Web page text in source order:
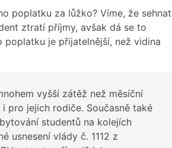
poplatku za lůžko? Víme, že sehnat
ztratí příjmy, avšak dá se to
je přijatelnější, než vidina
vyšší zátěž než měsíční
pro jejich rodiče. Současně také
studentů na kolejích
usnesení vlády č. 1112 z